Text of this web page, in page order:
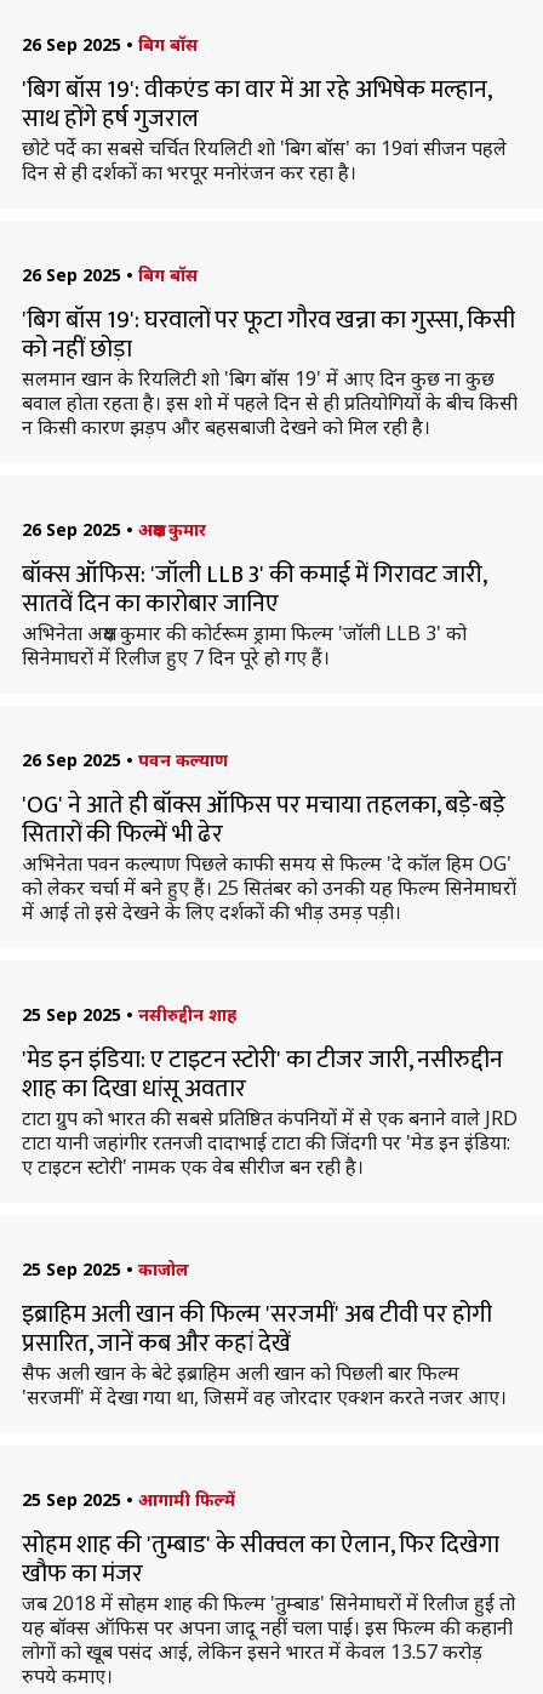
26 Sep 2025 • बिग बॉस
'बिग बॉस 19': वीकएंड का वार में आ रहे अभिषेक मल्हान,
साथ होंगे हर्ष गुजराल
छोटे पर्दे का सबसे चर्चित रियलिटी शो 'बिग बॉस' का 19वां सीजन पहले
दिन से ही दर्शकों का भरपूर मनोरंजन कर रहा है।
26 Sep 2025 • बिग बॉस
'बिग बॉस 19': घरवालों पर फूटा गौरव खन्ना का गुस्सा, किसी
को नहीं छोड़ा
सलमान खान के रियलिटी शो 'बिग बॉस 19' में आए दिन कुछ ना कुछ
बवाल होता रहता है। इस शो में पहले दिन से ही प्रतियोगियों के बीच किसी
न किसी कारण झड़प और बहसबाजी देखने को मिल रही है।
26 Sep 2025 • अक्षय कुमार
बॉक्स ऑफिस: 'जॉली LLB 3' की कमाई में गिरावट जारी,
सातवें दिन का कारोबार जानिए
अभिनेता अक्षय कुमार की कोर्टरूम ड्रामा फिल्म 'जॉली LLB 3' को
सिनेमाघरों में रिलीज हुए 7 दिन पूरे हो गए हैं।
26 Sep 2025 • पवन कल्याण
'OG' ने आते ही बॉक्स ऑफिस पर मचाया तहलका, बड़े-बड़े
सितारों की फिल्में भी ढेर
अभिनेता पवन कल्याण पिछले काफी समय से फिल्म 'दे कॉल हिम OG'
को लेकर चर्चा में बने हुए हैं। 25 सितंबर को उनकी यह फिल्म सिनेमाघरों
में आई तो इसे देखने के लिए दर्शकों की भीड़ उमड़ पड़ी।
25 Sep 2025 • नसीरुद्दीन शाह
'मेड इन इंडिया: ए टाइटन स्टोरी' का टीजर जारी, नसीरुद्दीन
शाह का दिखा धांसू अवतार
टाटा ग्रुप को भारत की सबसे प्रतिष्ठित कंपनियों में से एक बनाने वाले JRD
टाटा यानी जहांगीर रतनजी दादाभाई टाटा की जिंदगी पर 'मेड इन इंडिया:
ए टाइटन स्टोरी' नामक एक वेब सीरीज बन रही है।
25 Sep 2025 • काजोल
इब्राहिम अली खान की फिल्म 'सरजमीं' अब टीवी पर होगी
प्रसारित, जानें कब और कहां देखें
सैफ अली खान के बेटे इब्राहिम अली खान को पिछली बार फिल्म
'सरजमीं' में देखा गया था, जिसमें वह जोरदार एक्शन करते नजर आए।
25 Sep 2025 • आगामी फिल्में
सोहम शाह की 'तुम्बाड' के सीक्वल का ऐलान, फिर दिखेगा
खौफ का मंजर
जब 2018 में सोहम शाह की फिल्म 'तुम्बाड' सिनेमाघरों में रिलीज हुई तो
यह बॉक्स ऑफिस पर अपना जादू नहीं चला पाई। इस फिल्म की कहानी
लोगों को खूब पसंद आई, लेकिन इसने भारत में केवल 13.57 करोड़
रुपये कमाए।